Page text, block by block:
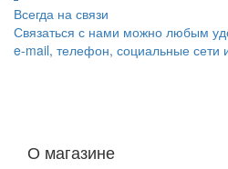
Всегда на связи
Связаться с нами можно любым
e-mail, телефон, социальные сети
О магазине